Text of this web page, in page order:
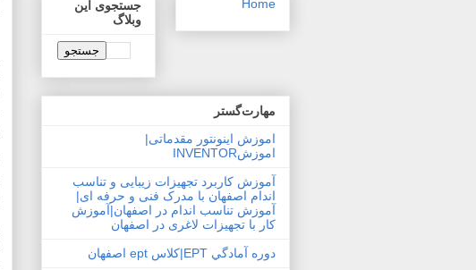
Home
جستجوی این
وبلاگ
مهارت‌گستر
اموزش اینونتور مقدماتی|
اموزشINVENTOR
آموزش کاربرد تجهیزات زیبایی و تناسب
اندام اصفهان با مدرک فنی و حرفه ای|
آموزش تناسب اندام در اصفهان|آموزش
کار با تجهیزات لاغری در اصفهان
دوره آمادگي EPT|کلاس ept اصفهان